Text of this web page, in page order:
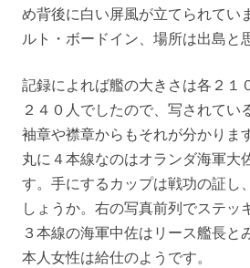
め背後に白い屏風が立てられてい
ルト・ボードイン、場所は出島と
記録によれば艦の大きさは各２１
２４０人でしたので、写されてい
袖章や襟章からもそれが分かりま
丸に４本線なのはオランダ海軍大
す。手にするカップは戦功の証し
しょうか。右の写真前列でステッ
３本線の海軍中佐はリース艦長と
本人女性は給仕のようです。